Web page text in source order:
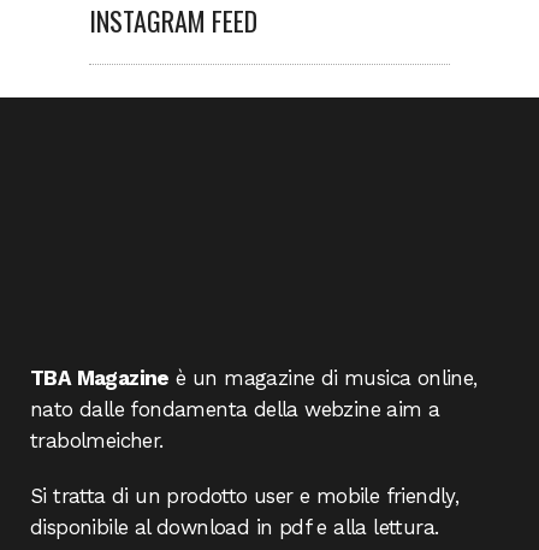
INSTAGRAM FEED
TBA Magazine è un magazine di musica online,
nato dalle fondamenta della webzine aim a
trabolmeicher.
Si tratta di un prodotto user e mobile friendly,
disponibile al download in pdf e alla lettura.